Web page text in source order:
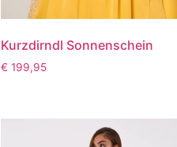
Kurzdirndl Sonnenschein
€ 199,95